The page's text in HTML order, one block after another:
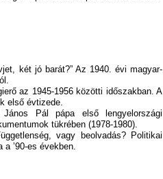
két jó barát?” Az 1940. évi magyar-
az 1945-1956 közötti időszakban. A
első évtizede.
Pál pápa első lengyelországi
tükrében (1978-1980).
vagy beolvadás? Politikai
’90-es években.